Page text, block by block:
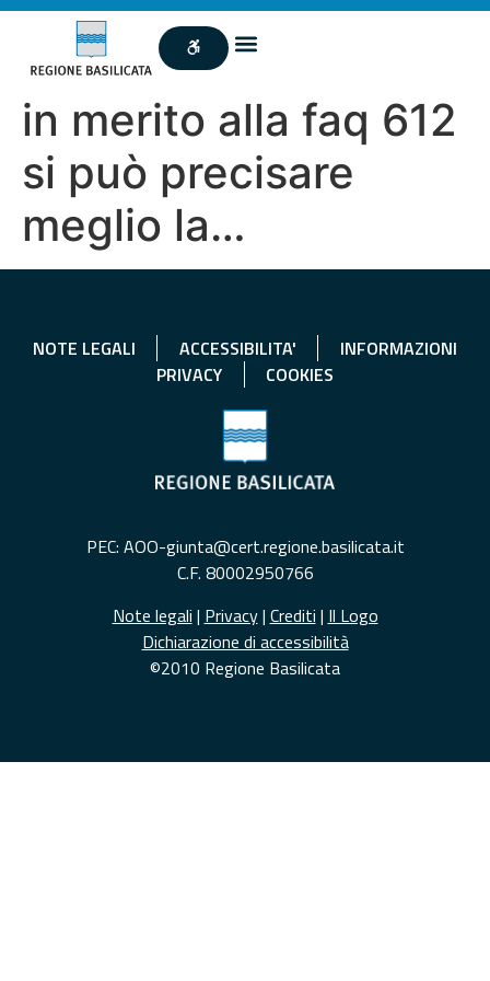
in merito alla faq 612
si può precisare
meglio la…
NOTE LEGALI ACCESSIBILITA'
INFORMAZIONI
PRIVACY
COOKIES
PEC: AOO-giunta@cert.regione.basilicata.it
C.F. 80002950766
Note legali | Privacy| Crediti | Il Logo
Dichiarazione di accessibilità
©2010 Regione Basilicata